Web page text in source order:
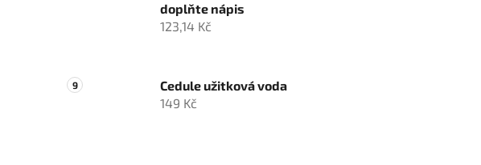
doplňte nápis
123,14 Kč
Cedule užitková voda
149 Kč